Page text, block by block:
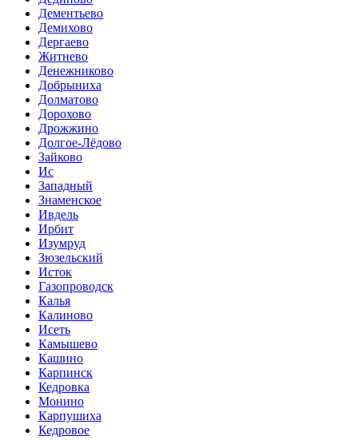
Дементьево
Демихово
Дергаево
Житнево
Денежниково
Добрыниха
Долматово
Дорохово
Дрожжино
Долгое-Лёдово
Зайково
Ис
Западный
Знаменское
Ивдель
Ирбит
Изумруд
Зюзельский
Исток
Газопроводск
Калья
Калиново
Исеть
Камышево
Кашино
Карпинск
Кедровка
Монино
Карпушиха
Кедровое